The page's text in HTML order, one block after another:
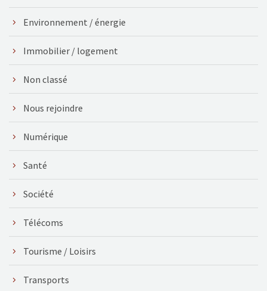
Environnement / énergie
Immobilier / logement
Non classé
Nous rejoindre
Numérique
Santé
Société
Télécoms
Tourisme / Loisirs
Transports